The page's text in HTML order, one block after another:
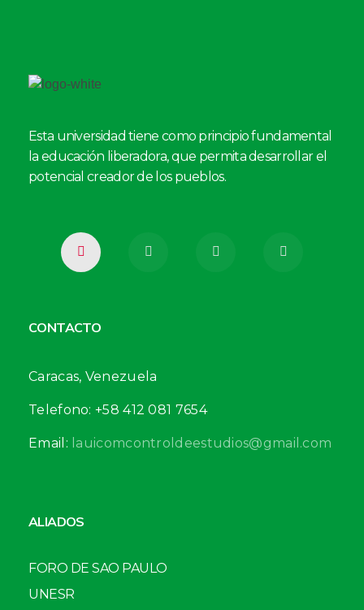
Esta universidad tiene como principio fundamental
la educación liberadora, que permita desarrollar el
potencial creador de los pueblos.
CONTACTO
Caracas, Venezuela
Telefono: +58 412 081 7654
Email: lauicomcontroldeestudios@gmail.com
ALIADOS
FORO DE SAO PAULO
UNESR